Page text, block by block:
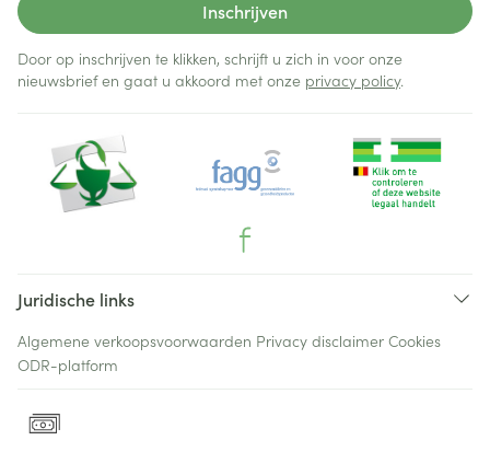
Inschrijven
Door op inschrijven te klikken, schrijft u zich in voor onze
nieuwsbrief en gaat u akkoord met onze privacy policy.
Juridische links
Algemene verkoopsvoorwaarden Privacy disclaimer Cookies
ODR-platform